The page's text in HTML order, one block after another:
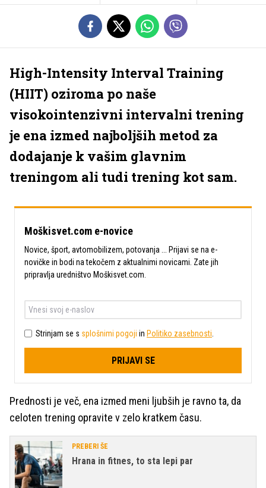
High-Intensity Interval Training
(HIIT) oziroma po naše
visokointenzivni intervalni trening
je ena izmed najboljših metod za
dodajanje k vašim glavnim
treningom ali tudi trening kot sam.
Moškisvet.com e-novice
Novice, šport, avtomobilizem, potovanja ... Prijavi se na e-
novičke in bodi na tekočem z aktualnimi novicami. Zate jih
pripravlja uredništvo Moškisvet.com.
Strinjam se s splošnimi pogoji in Politiko zasebnosti
PRIJAVI SE
Prednosti je več, ena izmed meni ljubših je ravno ta, da
celoten trening opravite v zelo kratkem času.
PREBERI ŠE
Hrana in fitnes, to sta lepi par